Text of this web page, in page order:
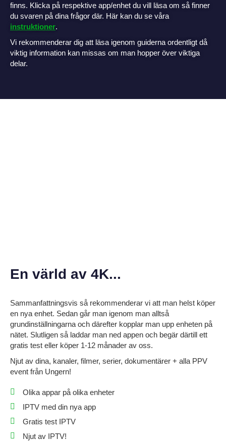
finns. Klicka på respektive app/enhet du vill läsa om så finner
du svaren på dina frågor där. Här kan du se våra
instruktioner.
Vi rekommenderar dig att läsa igenom guiderna ordentligt då
viktig information kan missas om man hopper över viktiga
delar.
En värld av 4K...
Sammanfattningsvis så rekommenderar vi att man helst köper
en nya enhet. Sedan går man igenom man alltså
grundinställningarna och därefter kopplar man upp enheten på
nätet. Slutligen så laddar man ned appen och begär därtill ett
gratis test eller köper 1-12 månader av oss.
Njut av dina, kanaler, filmer, serier, dokumentärer + alla PPV
event från Ungern!
Olika appar på olika enheter
IPTV med din nya app
Gratis test IPTV
Njut av IPTV!